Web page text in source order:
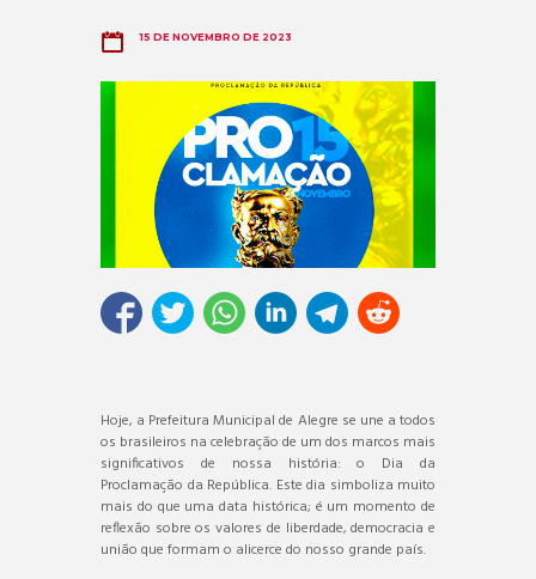
15 DE NOVEMBRO DE 2023
Hoje, a Prefeitura Municipal de Alegre se une a todos
os brasileiros na celebração de um dos marcos mais
significativos de nossa história: o Dia da
Proclamação da República. Este dia simboliza muito
mais do que uma data histórica; é um momento de
reflexão sobre os valores de liberdade, democracia e
união que formam o alicerce do nosso grande país.